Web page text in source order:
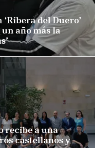
del Duero’
año más la
recibe a una
castellanos y